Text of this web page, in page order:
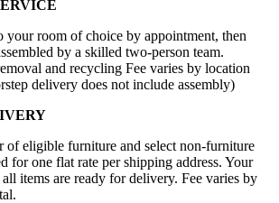
your room of choice by appointment, then
by a skilled two-person team.
and recycling Fee varies by location
delivery does not include assembly)
of eligible furniture and select non-furniture
for one flat rate per shipping address. Your
items are ready for delivery. Fee varies by